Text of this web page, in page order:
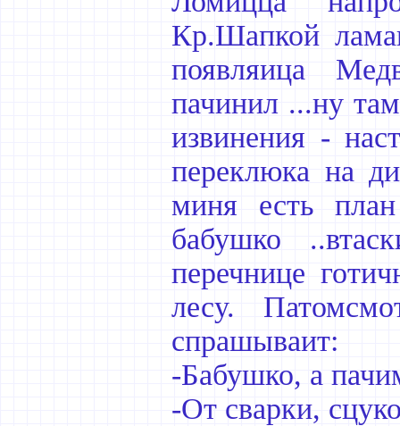
Кр.Шапкой
появляица
пачинил ...ну
извинения -
переклюка на
миня есть
бабушко
перечнице
лесу.
спрашываит:
-Бабушко, а
-От сварки,